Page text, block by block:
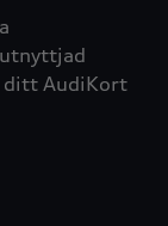
ditt AudiKort